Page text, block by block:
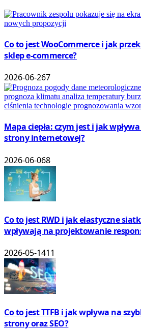
Co to jest WooCommerce i jak
sklep e-commerce?
2026-06-267
Mapa ciepła: czym jest i jak
strony internetowej?
2026-06-068
Co to jest RWD i jak elastyczne
wpływają na projektowanie
2026-05-1411
Co to jest TTFB i jak wpływa na
strony oraz SEO?